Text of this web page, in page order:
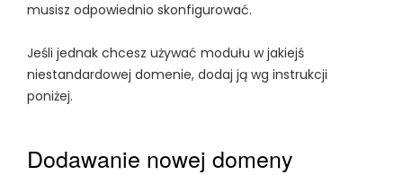
musisz odpowiednio skonfigurować.
Jeśli jednak chcesz używać modułu w jakiejś
niestandardowej domenie, dodaj ją wg instrukcji
poniżej.
Dodawanie nowej domeny